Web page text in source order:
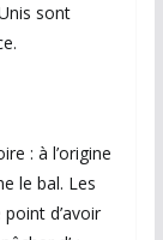
sont
: à l’origine
le bal. Les
d’avoir